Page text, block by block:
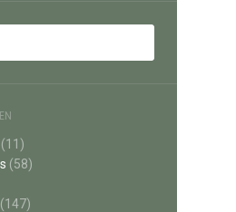
(11)
(58)
(147)